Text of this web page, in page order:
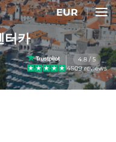
EUR
터카
4.8 / 5
4509 reviews